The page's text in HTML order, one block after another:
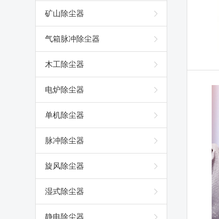
矿山除尘器
气箱脉冲除尘器
木工除尘器
电炉除尘器
单机除尘器
脉冲除尘器
旋风除尘器
湿式除尘器
静电除尘器